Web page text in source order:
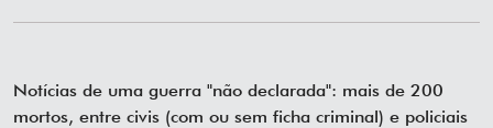
Notícias de uma guerra "não declarada": mais de 200
mortos, entre civis (com ou sem ficha criminal) e policiais